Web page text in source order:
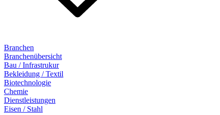
Branchen
Branchenübersicht
Bau / Infrastrukur
Bekleidung / Textil
Biotechnologie
Chemie
Dienstleistungen
Eisen / Stahl